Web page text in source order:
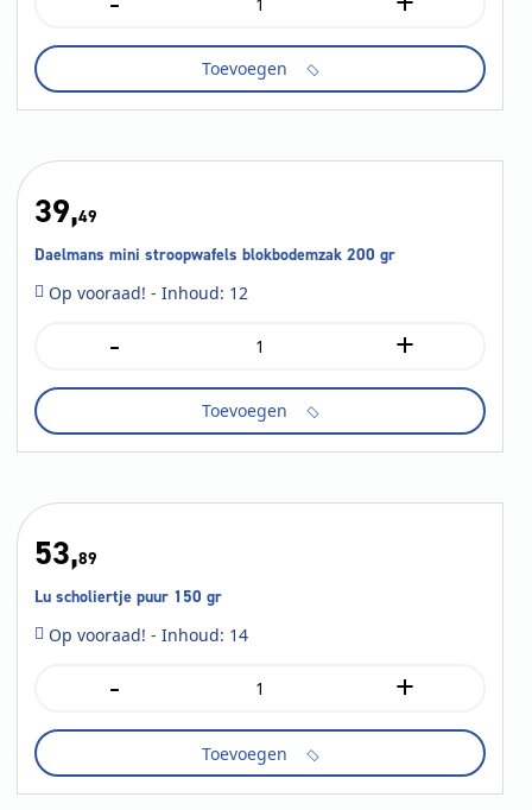
115
aantal
Toevoegen
39,49
Daelmans mini stroopwafels blokbodemzak 200 gr
Op vooraad! - Inhoud: 12
-
Daelmans
stroopwafels
200
gr
+
Toevoegen
53,89
Lu scholiertje puur 150 gr
Op vooraad! - Inhoud: 14
-
puur
gr
aantal
+
Toevoegen